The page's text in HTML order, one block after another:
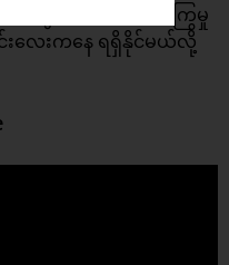
တွေ ၊ စိတ်အားတက်ကြွမှု
းလေးကနေ ရရှိနိုင်မယ်လို့